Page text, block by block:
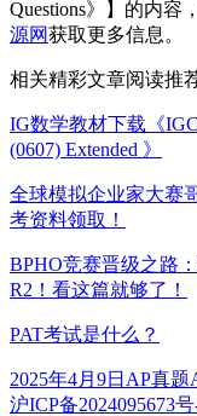
Questions》】的内容
源网获取更多信息。
相关精彩文章阅读推
IG数学教材下载《
(0607) Extended 》
全球模拟企业家大赛
考资料领取！
BPHO竞赛晋级之路
R2！看这篇就够了！
PAT考试是什么？
发
布
2025年4月9日 分
类
AP真题
沪ICP备2024095673